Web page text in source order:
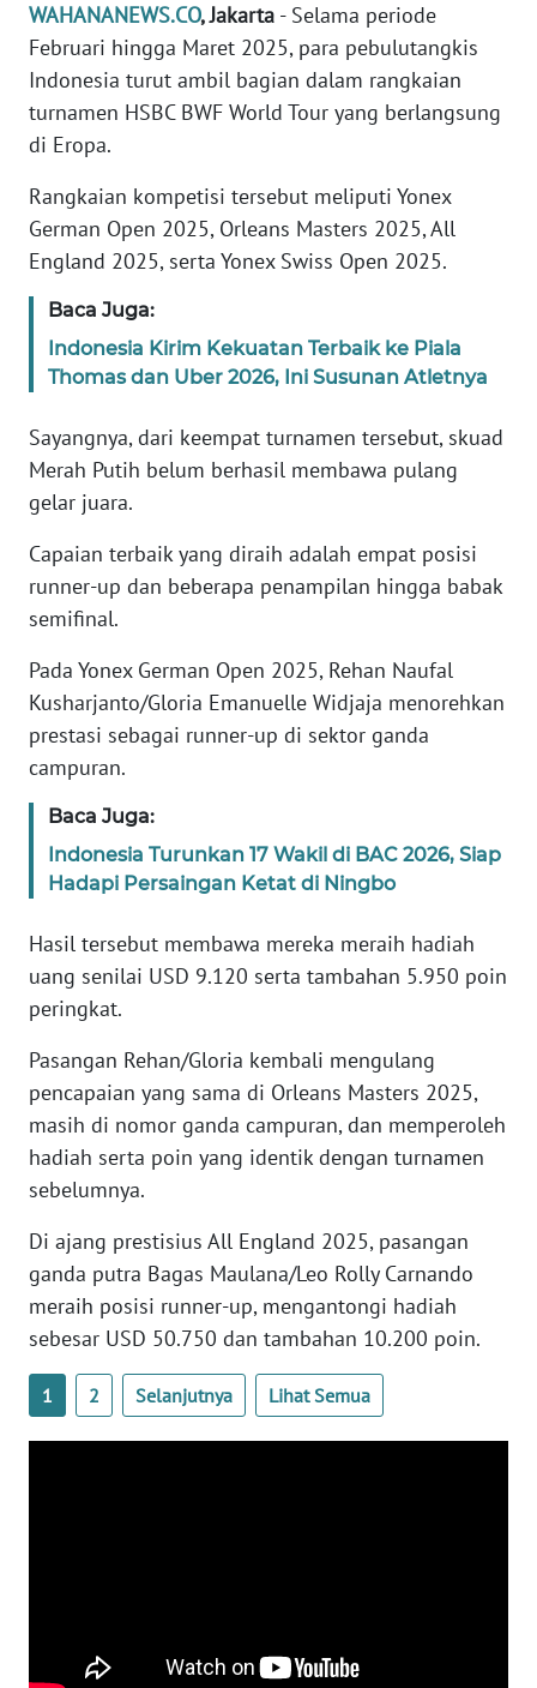
WAHANANEWS.CO, Jakarta - Selama periode
Februari hingga Maret 2025, para pebulutangkis
Indonesia turut ambil bagian dalam rangkaian
turnamen HSBC BWF World Tour yang berlangsung
di Eropa.
Rangkaian kompetisi tersebut meliputi Yonex
German Open 2025, Orleans Masters 2025, All
England 2025, serta Yonex Swiss Open 2025.
Baca Juga:
Indonesia Kirim Kekuatan Terbaik ke Piala
Thomas dan Uber 2026, Ini Susunan Atletnya
Sayangnya, dari keempat turnamen tersebut, skuad
Merah Putih belum berhasil membawa pulang
gelar juara.
Capaian terbaik yang diraih adalah empat posisi
runner-up dan beberapa penampilan hingga babak
semifinal.
Pada Yonex German Open 2025, Rehan Naufal
Kusharjanto/Gloria Emanuelle Widjaja menorehkan
prestasi sebagai runner-up di sektor ganda
campuran.
Baca Juga:
Indonesia Turunkan 17 Wakil di BAC 2026, Siap
Hadapi Persaingan Ketat di Ningbo
Hasil tersebut membawa mereka meraih hadiah
uang senilai USD 9.120 serta tambahan 5.950 poin
peringkat.
Pasangan Rehan/Gloria kembali mengulang
pencapaian yang sama di Orleans Masters 2025,
masih di nomor ganda campuran, dan memperoleh
hadiah serta poin yang identik dengan turnamen
sebelumnya.
Di ajang prestisius All England 2025, pasangan
ganda putra Bagas Maulana/Leo Rolly Carnando
meraih posisi runner-up, mengantongi hadiah
sebesar USD 50.750 dan tambahan 10.200 poin.
1 2 Selanjutnya Lihat Semua
EDITORIAL
Informasi
INDEKS
KONTAK
KAMI
INFO
IKLAN
KAMI
PEDOMAN
MEDIA
SIBER
REDAKSI
KARIR
DISCLAIMER
Regional
WN
JAKARTA
JABAR
WN
BANTEN
WN
NTT
WN
KEPRI
WN